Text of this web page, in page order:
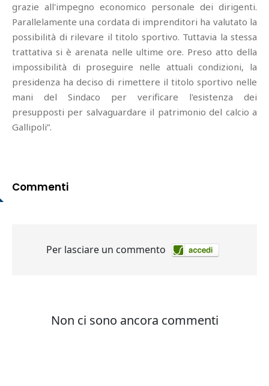
grazie all'impegno economico personale dei dirigenti.
Parallelamente una cordata di imprenditori ha valutato la
possibilità di rilevare il titolo sportivo. Tuttavia la stessa
trattativa si è arenata nelle ultime ore. Preso atto della
impossibilità di proseguire nelle attuali condizioni, la
presidenza ha deciso di rimettere il titolo sportivo nelle
mani del Sindaco per verificare l'esistenza dei
presupposti per salvaguardare il patrimonio del calcio a
Gallipoli”.
Commenti